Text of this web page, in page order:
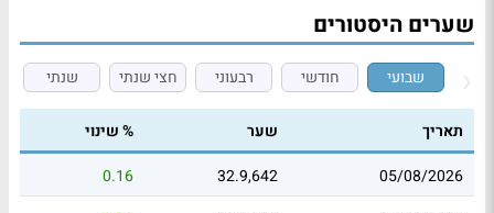
שערים היסטורים
שבועי חודשי רבעוני חצי שנתי שנתי
תאריך שער
% שינוי
05/08/2026
32.9,642
0.16